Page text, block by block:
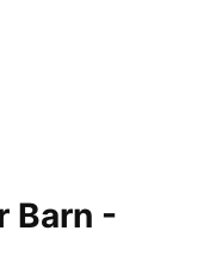
Barn -